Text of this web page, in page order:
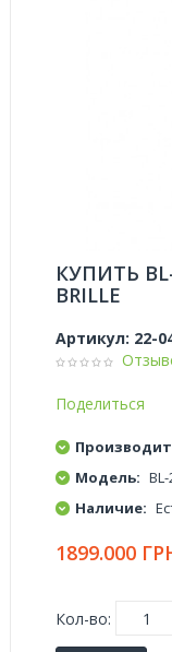
КУПИТЬ
BRILLE
Артикул: 22-
Поделиться
Модель:
Наличие:
1899.000
Кол-во: